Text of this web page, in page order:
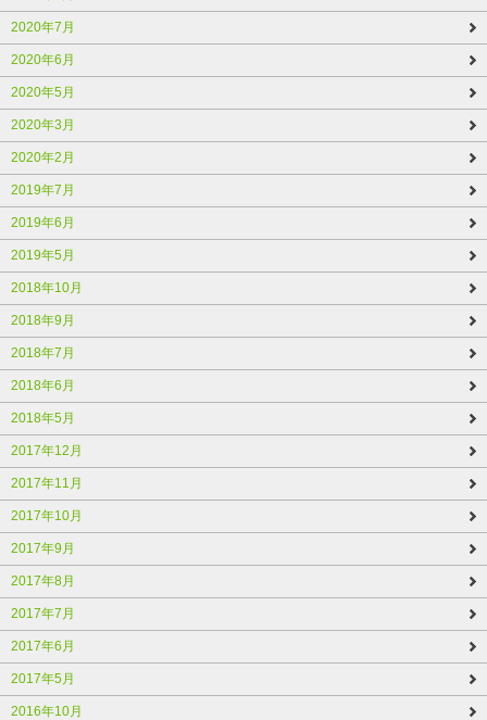
2020年7月
2020年6月
2020年5月
2020年3月
2020年2月
2019年7月
2019年6月
2019年5月
2018年10月
2018年9月
2018年7月
2018年6月
2018年5月
2017年12月
2017年11月
2017年10月
2017年9月
2017年8月
2017年7月
2017年6月
2017年5月
2016年10月